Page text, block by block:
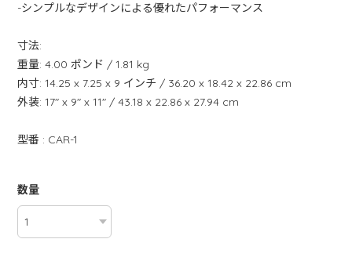
-シンプルなデザインによる優れたパフォーマンス
寸法:
重量: 4.00 ポンド / 1.81 kg
内寸: 14.25 x 7.25 x 9 インチ / 36.20 x 18.42 x 22.86 cm
外装: 17" x 9" x 11" / 43.18 x 22.86 x 27.94 cm
型番 : CAR-1
数量